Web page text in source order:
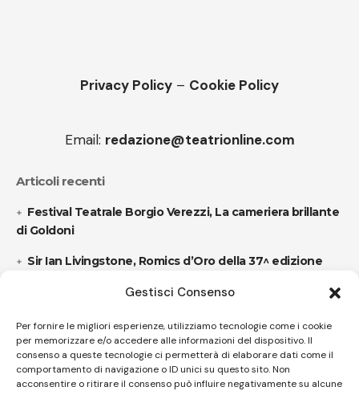
Gestisci Consenso
Per fornire le migliori esperienze, utilizziamo tecnologie come i cookie
per memorizzare e/o accedere alle informazioni del dispositivo. Il
consenso a queste tecnologie ci permetterà di elaborare dati come il
comportamento di navigazione o ID unici su questo sito. Non
acconsentire o ritirare il consenso può influire negativamente su alcune
Privacy Policy – Cookie Policy
Email: redazione@teatrionline.com
Articoli recenti
Festival Teatrale Borgio Verezzi, La cameriera brillante
di Goldoni
Sir Ian Livingstone, Romics d’Oro della 37^ edizione
Follow US
© A.C.I.D.I. Associazione Culturale Informazione Diffusione Innovazione
APS - Codice Fiscale 94310120483 - Via Jacopo Nardi 21 - 50132